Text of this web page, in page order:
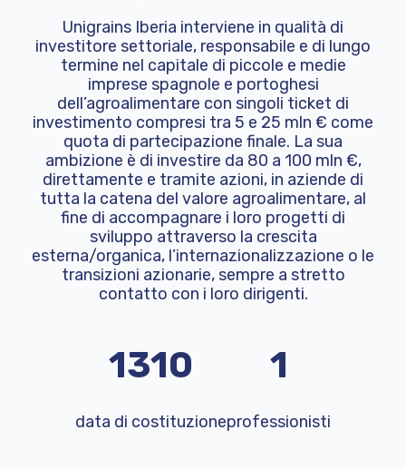
Unigrains Iberia interviene in qualità di
investitore settoriale, responsabile e di lungo
termine nel capitale di piccole e medie
imprese spagnole e portoghesi
dell’agroalimentare con singoli ticket di
investimento compresi tra 5 e 25 mln € come
quota di partecipazione finale. La sua
ambizione è di investire da 80 a 100 mln €,
direttamente e tramite azioni, in aziende di
tutta la catena del valore agroalimentare, al
fine di accompagnare i loro progetti di
sviluppo attraverso la crescita
esterna/organica, l’internazionalizzazione o le
transizioni azionarie, sempre a stretto
contatto con i loro dirigenti.
2023
data di costituzione
3
professionisti